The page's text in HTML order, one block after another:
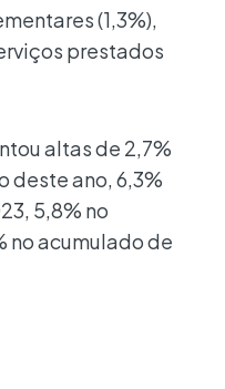
(1,3%),
prestados
altas de 2,7%
deste ano, 6,3%
5,8% no
no acumulado de